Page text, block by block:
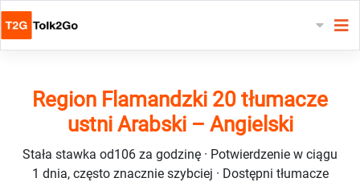
Region Flamandzki 20 tłumacze
ustni Arabski – Angielski
Stała stawka od106 za godzinę · Potwierdzenie w ciągu
1 dnia, często znacznie szybciej · Dostępni tłumacze